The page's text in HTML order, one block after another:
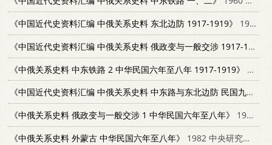
《中国近代史资料汇编 中俄关系史料 东北边防 1917-1919》
1960 中央研究院近代史研究所
《中国近代史资料汇编 中俄关系史料 俄政变与一般交涉 1917-1919 2》
《中俄关系史料 中东铁路 2 中华民国六年至八年 1917-1919》
《中国近代史资料汇编 中俄关系史料 中东路与东北边防 民国九年》
《中俄关系史料 俄政变与一般交涉 1 中华民国六年至八年》
1984 中央研究院近代史研究所
《中俄关系史料 外蒙古 中华民国六年至八年》
1982 中央研究院近代史研究所